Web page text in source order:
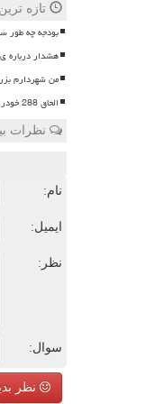
تازه
بودجه چه طور
هشدار درباره
من شهردارم
الحاق 288 خودروی آتش نشانی و 134 آمبولانس به ناوگان امدادی کشور
نظرات
نام:
ایمیل:
نظر:
سوال:
نظر